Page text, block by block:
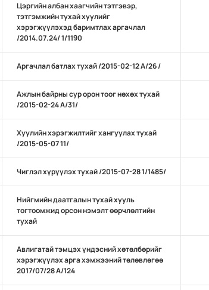
Цэргийн албан хаагчийн тэтгэвэр,
тэтгэмжийн тухай хуулийг
хэрэгжүүлэхэд баримтлах аргачлал
/2014.07.24/ 1/1190
Аргачлал батлах тухай /2015-02-12 А/26 /
Ажлын байрны сур орон тоог нөхөх тухай
/2015-02-24 А/31/
Хуулийн хэрэгжилтийг хангуулах тухай
/2015-05-07 11/
Чиглэл хүрүүлэх тухай /2015-07-28 1/1485/
Нийгмийн даатгалын тухай хууль
тогтоомжид орсон нэмэлт өөрчлөлтийн
тухай
Авлигатай тэмцэх үндэсний хөтөлбөрийг
хэрэгжүүлэх арга хэмжээний төлөвлөгөө
2017/07/28 А/124